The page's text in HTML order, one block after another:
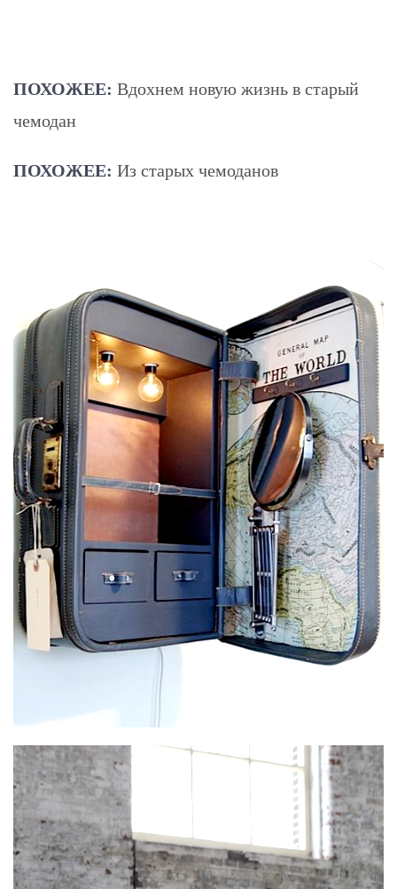
ПОХОЖЕЕ: Вдохнем новую жизнь в старый
чемодан
ПОХОЖЕЕ: Из старых чемоданов